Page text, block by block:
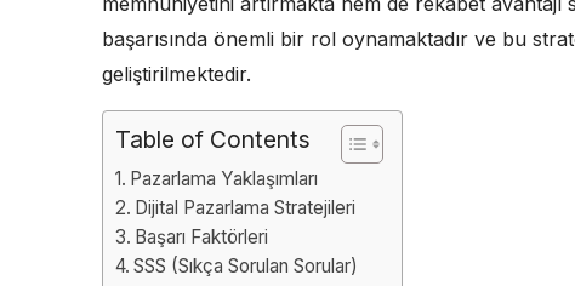
başarısında önemli bir rol oynamaktadır ve bu
geliştirilmektedir.
Table of Contents
Pazarlama Yaklaşımları
Dijital Pazarlama Stratejileri
Başarı Faktörleri
SSS (Sıkça Sorulan Sorular)